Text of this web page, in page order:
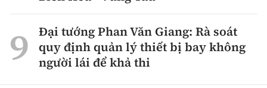
Đại tướng Phan Văn Giang: Rà soát
quy định quản lý thiết bị bay không
người lái để khả thi